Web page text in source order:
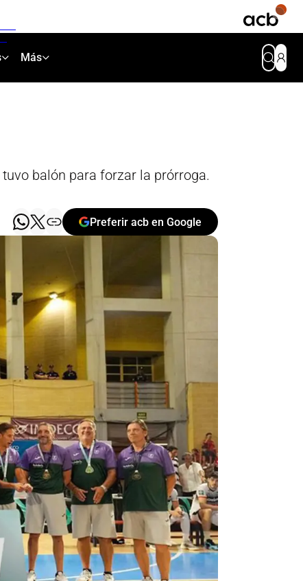
Más
balón para forzar la prórroga.
Preferir acb en Google